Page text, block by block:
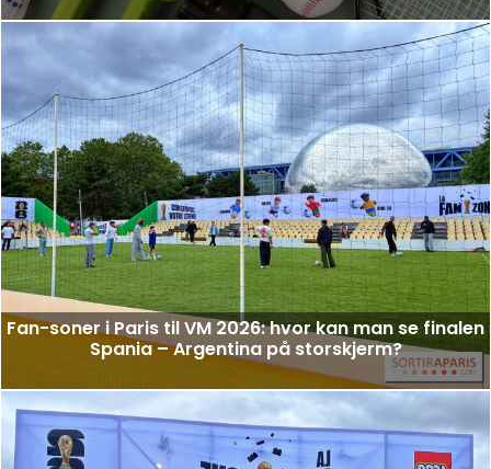
Fan-soner i Paris til VM 2026: hvor kan man se finalen
Spania – Argentina på storskjerm?